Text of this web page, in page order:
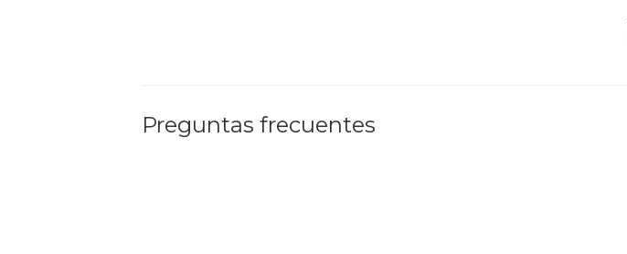
Preguntas frecuentes